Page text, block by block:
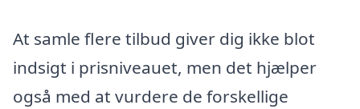
At samle flere tilbud giver dig ikke blot
indsigt i prisniveauet, men det hjælper
også med at vurdere de forskellige